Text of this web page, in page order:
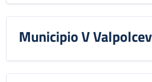
Municipio V